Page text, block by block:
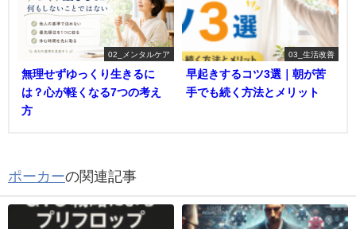
02_メンタルケア
無理せずゆっくり生きるに
は？心が軽くなる7つの考え
方
03_生活改善
早起きするコツ3選｜朝が苦
手でも続く方法とメリット
ポーカーの関連記事